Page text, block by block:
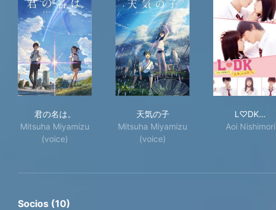
君の名は。
Mitsuha Miyamizu
(voice)
天気の子
Mitsuha Miyamizu
(voice)
L♡DK…
Aoi Nishimori
Socios (10)